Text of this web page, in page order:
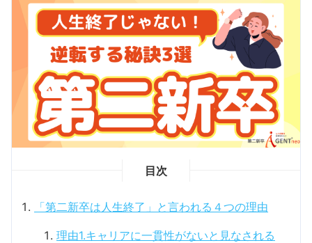
目次
「第二新卒は人生終了」と言われる４つの理由
理由1.キャリアに一貫性がないと見なされる